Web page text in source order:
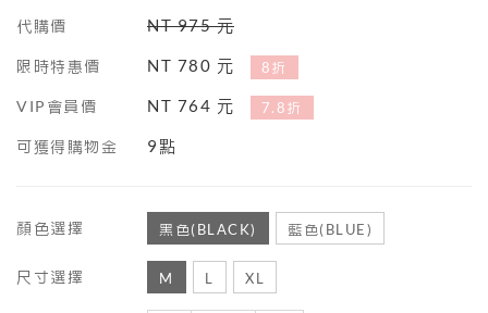
代購價 NT 975 元
限時特惠價 NT 780 元 8折
VIP會員價 NT 764 元 7.8折
可獲得購物金 9點
顏色選擇 黑色(BLACK) 藍色(BLUE)
尺寸選擇 M L XL